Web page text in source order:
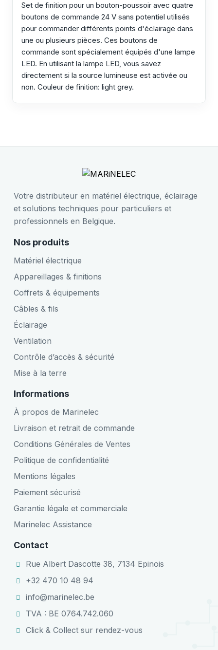
Set de finition pour un bouton-poussoir avec quatre
boutons de commande 24 V sans potentiel utilisés
pour commander différents points d'éclairage dans
une ou plusieurs pièces. Ces boutons de
commande sont spécialement équipés d'une lampe
LED. En utilisant la lampe LED, vous savez
directement si la source lumineuse est activée ou
non. Couleur de finition: light grey.
Votre distributeur en matériel électrique, éclairage
et solutions techniques pour particuliers et
professionnels en Belgique.
Nos produits
Matériel électrique
Appareillages & finitions
Coffrets & équipements
Câbles & fils
Éclairage
Ventilation
Contrôle d’accès & sécurité
Mise à la terre
Informations
À propos de Marinelec
Livraison et retrait de commande
Conditions Générales de Ventes
Politique de confidentialité
Mentions légales
Paiement sécurisé
Garantie légale et commerciale
Marinelec Assistance
Contact
Rue Albert Dascotte 38, 7134 Epinois
+32 470 10 48 94
info@marinelec.be
TVA : BE 0764.742.060
Click & Collect sur rendez-vous